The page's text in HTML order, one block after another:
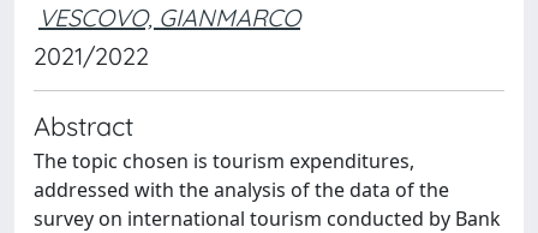
VESCOVO, GIANMARCO
2021/2022
Abstract
The topic chosen is tourism expenditures,
addressed with the analysis of the data of the
survey on international tourism conducted by Bank